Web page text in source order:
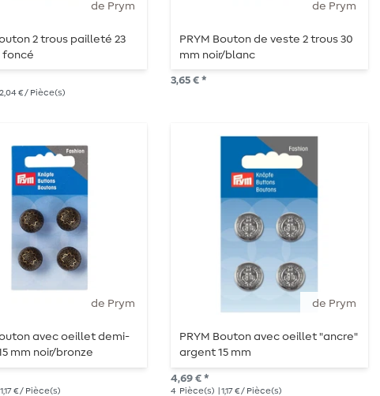
de Prym
2 trous pailleté 23
foncé
2,04 € / Pièce(s)
de Prym
PRYM Bouton de veste 2 trous 30
mm noir/blanc
3,65 € *
de Prym
avec oeillet demi-
mm noir/bronze
| 1,17 € / Pièce(s)
de Prym
PRYM Bouton avec oeillet "ancre"
argent 15 mm
4,69 € *
4 Pièce(s) | 1,17 € / Pièce(s)